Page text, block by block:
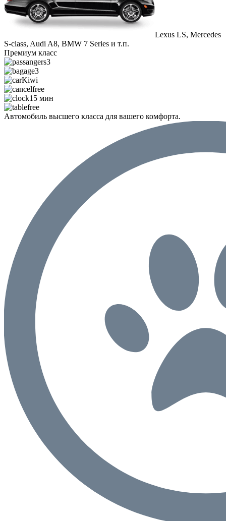
Lexus LS, Mercedes
S-class, Audi A8, BMW 7 Series и т.п.
Премиум класс
3
3
Kiwi
free
15 мин
free
Автомобиль высшего класса для вашего комфорта.